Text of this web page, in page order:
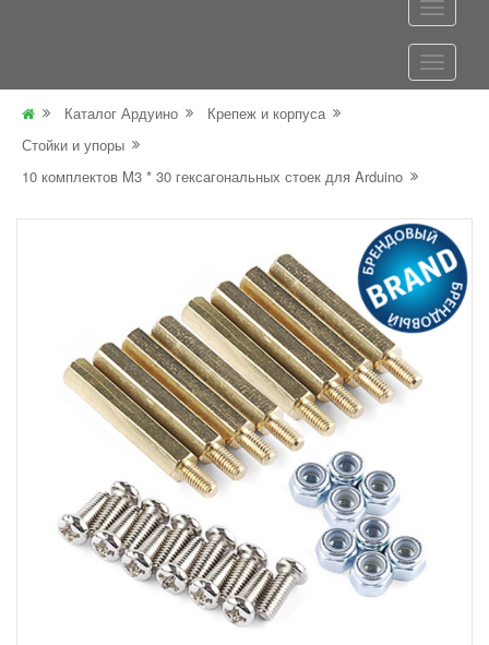
Каталог Ардуино
Крепеж и корпуса
Стойки и упоры
10 комплектов M3 * 30 гексагональных стоек для Arduino